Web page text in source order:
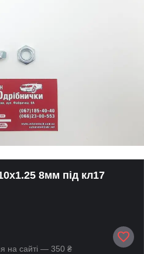
8мм під кл17
на сайті — 350 ₴